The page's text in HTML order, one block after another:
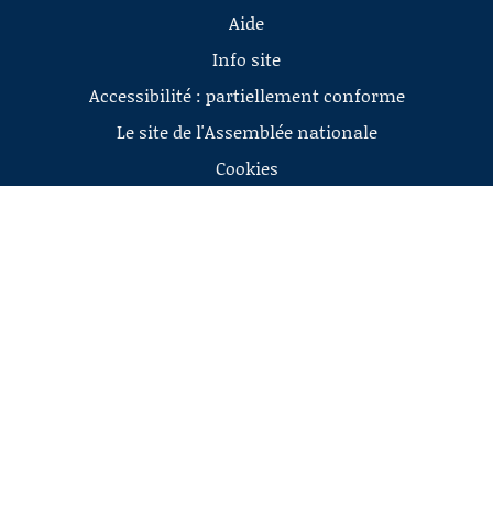
Aide
Info site
Accessibilité : partiellement conforme
Le site de l'Assemblée nationale
Cookies